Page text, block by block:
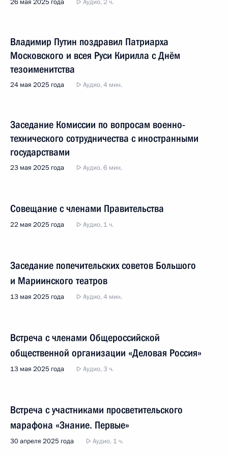
26 мая 2025 года Аудио, 2 ч.
Владимир Путин поздравил Патриарха
Московского и всея Руси Кирилла с Днём
тезоименитства
24 мая 2025 года Аудио, 4 мин.
Заседание Комиссии по вопросам военно-
технического сотрудничества с иностранными
государствами
23 мая 2025 года Аудио, 6 мин.
Совещание с членами Правительства
22 мая 2025 года Аудио, 1 ч.
Заседание попечительских советов Большого
и Мариинского театров
13 мая 2025 года Аудио, 4 мин.
Встреча с членами Общероссийской
общественной организации «Деловая Россия»
13 мая 2025 года Аудио, 3 ч.
Встреча с участниками просветительского
марафона «Знание. Первые»
30 апреля 2025 года Аудио, 1 ч.